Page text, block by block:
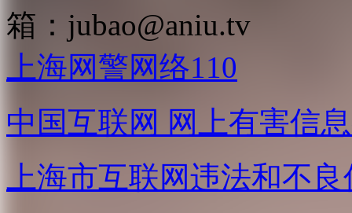
箱： jubao@aniu.tv
上海网警网络110
中国互联网 网上有害信
上海市互联网违法和不